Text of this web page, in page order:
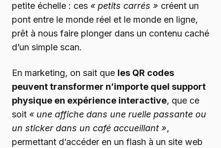
petite échelle : ces « petits carrés » créent un
pont entre le monde réel et le monde en ligne,
prêt à nous faire plonger dans un contenu caché
d’un simple scan.
En marketing, on sait que les QR codes
peuvent transformer n’importe quel support
physique en expérience interactive, que ce
soit « une affiche dans une ruelle passante ou
un sticker dans un café accueillant »,
permettant d’accéder en un flash à un site web